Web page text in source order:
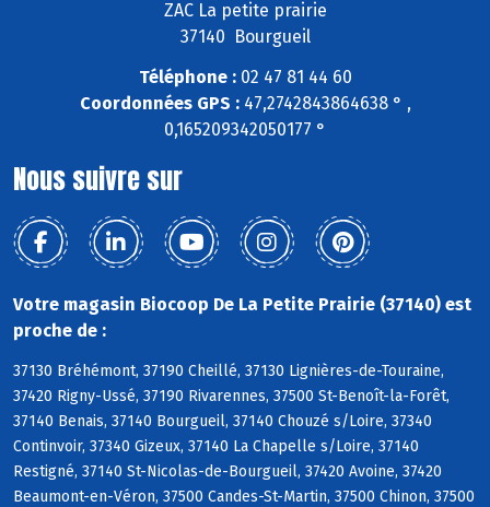
ZAC La petite prairie
37140 Bourgueil
Téléphone :02 47 81 44 60
Coordonnées GPS :47,2742843864638 ° ,
0,165209342050177 °
Nous suivre sur
Votre magasin Biocoop De La Petite Prairie (37140) est
proche de :
37130 Bréhémont, 37190 Cheillé, 37130 Lignières-de-Touraine,
37420 Rigny-Ussé, 37190 Rivarennes, 37500 St-Benoît-la-Forêt,
37140 Benais, 37140 Bourgueil, 37140 Chouzé s/Loire, 37340
Continvoir, 37340 Gizeux, 37140 La Chapelle s/Loire, 37140
Restigné, 37140 St-Nicolas-de-Bourgueil, 37420 Avoine, 37420
Beaumont-en-Véron, 37500 Candes-St-Martin, 37500 Chinon, 37500